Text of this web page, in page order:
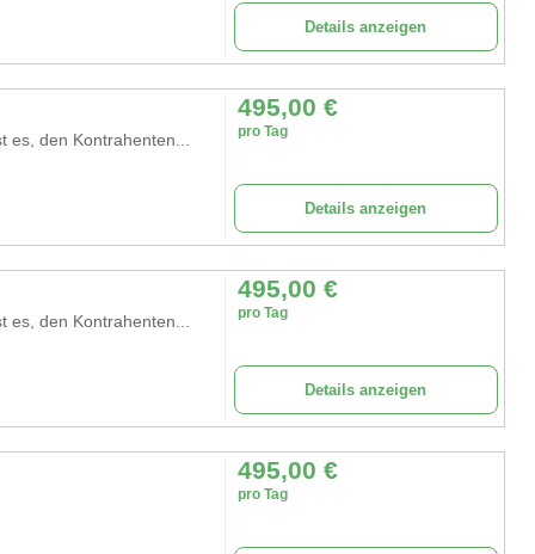
Details anzeigen
den Kontrahenten...
495,00 €
pro Tag
Details anzeigen
den Kontrahenten...
495,00 €
pro Tag
Details anzeigen
495,00 €
pro Tag